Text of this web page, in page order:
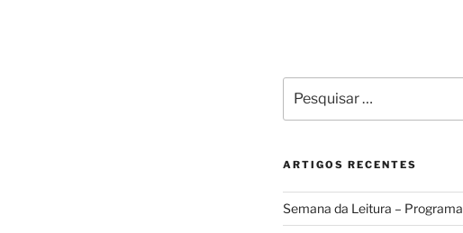
por:
ARTIGOS RECENTES
Semana da Leitura – Programa